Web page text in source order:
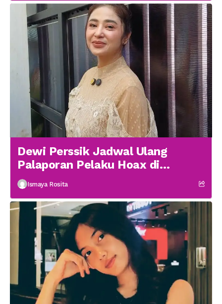
Dewi Perssik Jadwal Ulang
Palaporan Pelaku Hoax di
Medsos
Ismaya Rosita